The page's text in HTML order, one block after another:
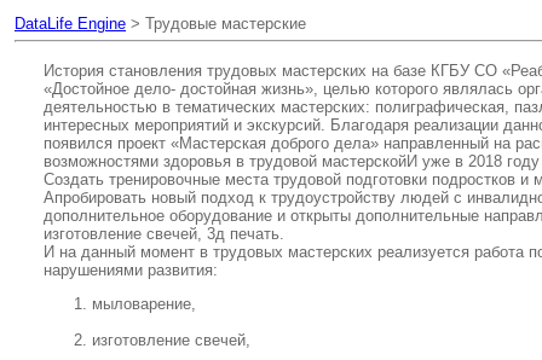
DataLife Engine > Трудовые мастерские
История становления трудовых мастерских на базе КГБУ СО
«Достойное дело- достойная жизнь», целью которого являлась
деятельностью в тематических мастерских: полиграфическая,
интересных мероприятий и экскурсий. Благодаря реализации
появился проект «Мастерская доброго дела» направленный на
возможностями здоровья в трудовой мастерскойИ уже в 2018
Создать тренировочные места трудовой подготовки
Апробировать новый подход к трудоустройству людей с
дополнительное оборудование и открыты дополнительные
изготовление свечей, 3д печать.
И на данный момент в трудовых мастерских реализуется работа
нарушениями развития:
мыловарение,
изготовление свечей,